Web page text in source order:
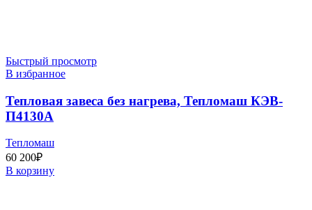
Быстрый просмотр
В избранное
Тепловая завеса без нагрева, Тепломаш КЭВ-
П4130А
Тепломаш
60 200₽
В корзину